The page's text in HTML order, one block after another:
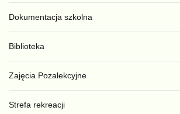
Dokumentacja szkolna
Biblioteka
Zajęcia Pozalekcyjne
Strefa rekreacji